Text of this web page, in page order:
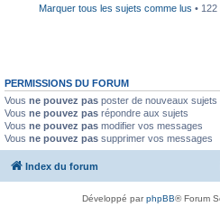
Marquer tous les sujets comme lus •
PERMISSIONS DU FORUM
Vous ne pouvez pas poster de nouveaux sujets
Vous ne pouvez pas répondre aux sujets
Vous ne pouvez pas modifier vos messages
Vous ne pouvez pas supprimer vos messages
Index du forum
Développé parphpBB® Forum